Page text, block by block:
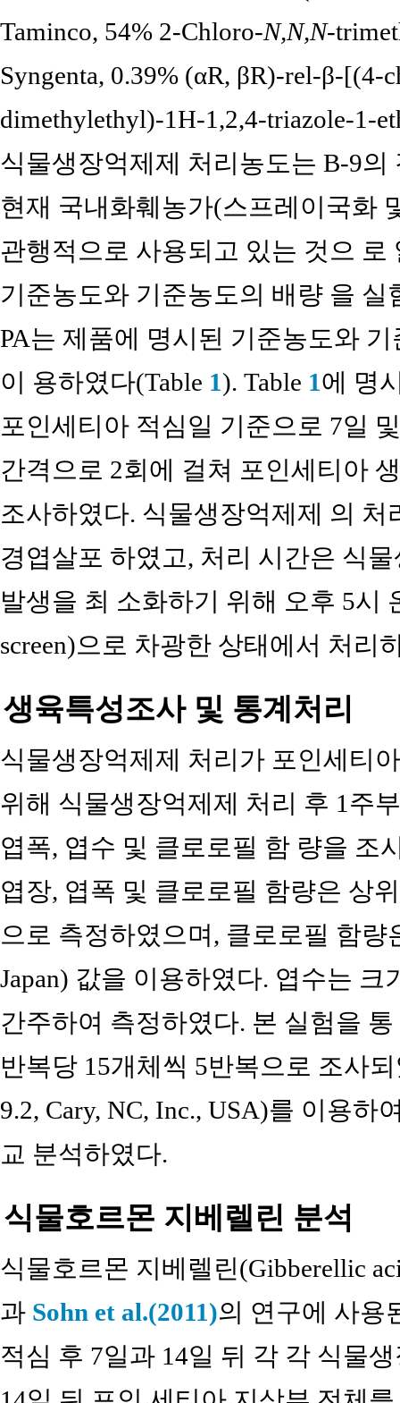
Taminco, 54% 2-Chloro-N,N,N-
Syngenta, 0.39% (αR, βR)-rel-β-
dimethylethyl)-1H-1,2,4-triazole-1-
식물생장억제제 처리농도는 B-9의
현재 국내화훼농가(스프레이국화
관행적으로 사용되고 있는 것으 로
기준농도와 기준농도의 배량 을
PA는 제품에 명시된 기준농도와
이 용하였다(Table 1). Table 1에 명
포인세티아 적심일 기준으로 7일
간격으로 2회에 걸쳐 포인세티아
조사하였다. 식물생장억제제 의
경엽살포 하였고, 처리 시간은 식
발생을 최 소화하기 위해 오후 5시
screen)으로 차광한 상태에서 처리
생육특성조사 및 통계처리
식물생장억제제 처리가 포인세티
위해 식물생장억제제 처리 후 1주
엽폭, 엽수 및 클로로필 함 량을 조
엽장, 엽폭 및 클로로필 함량은 상
으로 측정하였으며, 클로로필 함량
Japan) 값을 이용하였다. 엽수는
간주하여 측정하였다. 본 실험을
반복당 15개체씩 5반복으로 조사
9.2, Cary, NC, Inc., USA)를 이용하
교 분석하였다.
식물호르몬 지베렐린 분석
식물호르몬 지베렐린(Gibberellic
과 Sohn et al.(2011)의 연구에 사용
적심 후 7일과 14일 뒤 각 각 식물